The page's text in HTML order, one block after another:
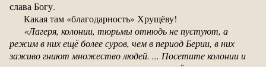
слава Богу.
Какая там «благодарность» Хрущёву!
«Лагеря, колонии, тюрьмы отнюдь не пустуют, а
режим в них ещё более суров, чем в период Берии, в них
заживо гниют множество людей. ... Посетите колонии и